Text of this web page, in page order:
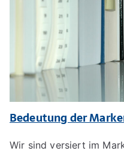
Bedeutung der
Wir sind versiert im